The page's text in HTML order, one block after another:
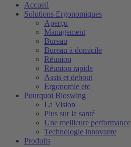
Accueil
Solutions Ergonomiques
Aperçu
Management
Bureau
Bureau à domicile
Réunion
Réunion rapide
Assis et debout
Ergonomie etc
Pourquoi Bioswing
La Vision
Plus sur la santé
Une meilleure performance
Technologie innovante
Produits